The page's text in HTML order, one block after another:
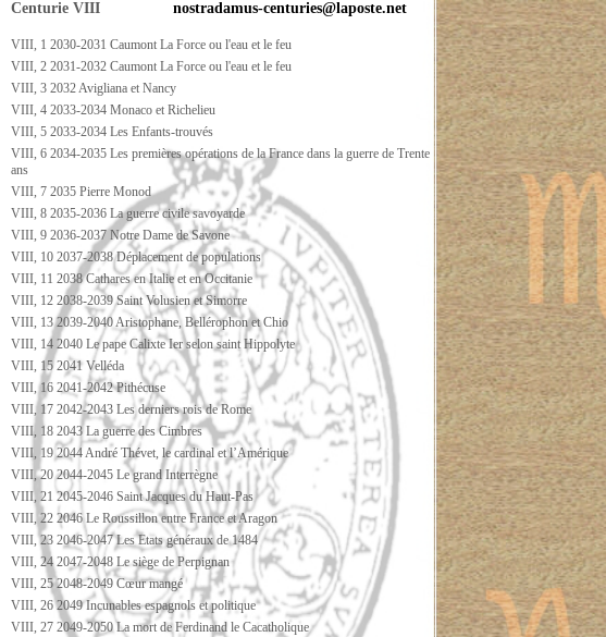
Centurie VIII
VIII, 1 2030-2031 Caumont La Force ou l'eau et le feu
VIII, 2 2031-2032 Caumont La Force ou l'eau et le feu
VIII, 3 2032 Avigliana et Nancy
VIII, 4 2033-2034 Monaco et Richelieu
VIII, 5 2033-2034 Les Enfants-trouvés
VIII, 6 2034-2035 Les premières opérations de la France dans la guerre de Trente
ans
VIII, 7 2035 Pierre Monod
VIII, 8 2035-2036 La guerre civile savoyarde
VIII, 9 2036-2037 Notre Dame de Savone
VIII, 10 2037-2038 Déplacement de populations
VIII, 11 2038 Cathares en Italie et en Occitanie
VIII, 12 2038-2039 Saint Volusien et Simorre
VIII, 13 2039-2040 Aristophane, Bellérophon et Chio
VIII, 14 2040 Le pape Calixte Ier selon saint Hippolyte
VIII, 15 2041 Velléda
VIII, 16 2041-2042 Pithécuse
VIII, 17 2042-2043 Les derniers rois de Rome
VIII, 18 2043 La guerre des Cimbres
VIII, 19 2044 André Thévet, le cardinal et l’Amérique
VIII, 20 2044-2045 Le grand Interrègne
VIII, 21 2045-2046 Saint Jacques du Haut-Pas
VIII, 22 2046 Le Roussillon entre France et Aragon
VIII, 23 2046-2047 Les Etats généraux de 1484
VIII, 24 2047-2048 Le siège de Perpignan
VIII, 25 2048-2049 Cœur mangé
VIII, 26 2049 Incunables espagnols et politique
VIII, 27 2049-2050 La mort de Ferdinand le Cacatholique
nostradamus-centuries@laposte.net